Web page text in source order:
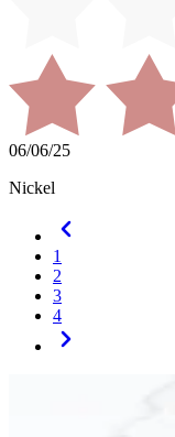
06/06/25
Nickel
1
2
3
4